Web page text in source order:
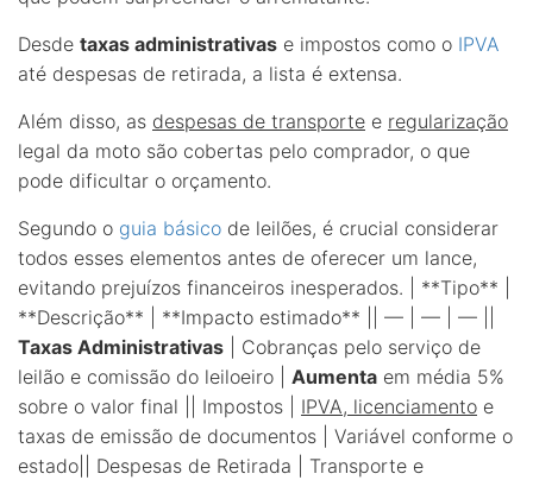
Desde taxas administrativas e impostos como o IPVA
até despesas de retirada, a lista é extensa.
Além disso, as despesas de transporte e regularização
legal da moto são cobertas pelo comprador, o que
pode dificultar o orçamento.
Segundo o guia básico de leilões, é crucial considerar
todos esses elementos antes de oferecer um lance,
evitando prejuízos financeiros inesperados. | **Tipo** |
**Descrição** | **Impacto estimado** || — | — | — ||
Taxas Administrativas | Cobranças pelo serviço de
leilão e comissão do leiloeiro | Aumenta em média 5%
sobre o valor final || Impostos | IPVA, licenciamento e
taxas de emissão de documentos | Variável conforme o
estado|| Despesas de Retirada | Transporte e